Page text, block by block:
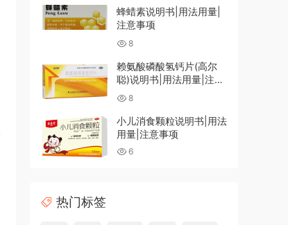
蜂蜡素说明书|用法用量|
注意事项
8
赖氨酸磷酸氢钙片(高尔
聪)说明书|用法用量|注意
事项
8
小儿消食颗粒说明书|用法
用量|注意事项
6
热门标签